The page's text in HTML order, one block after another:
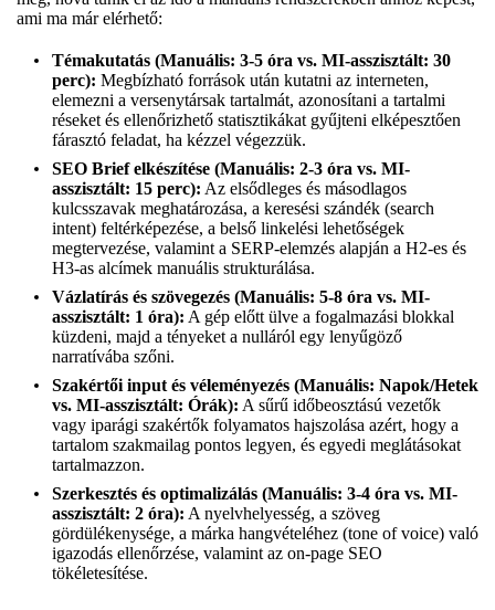
ami ma már elérhető:
Témakutatás (Manuális: 3-5 óra vs. MI-asszisztált: 30
perc): Megbízható források után kutatni az interneten,
elemezni a versenytársak tartalmát, azonosítani a tartalmi
réseket és ellenőrizhető statisztikákat gyűjteni elképesztően
fárasztó feladat, ha kézzel végezzük.
SEO Brief elkészítése (Manuális: 2-3 óra vs. MI-
asszisztált: 15 perc): Az elsődleges és másodlagos
kulcsszavak meghatározása, a keresési szándék (search
intent) feltérképezése, a belső linkelési lehetőségek
megtervezése, valamint a SERP-elemzés alapján a H2-es és
H3-as alcímek manuális strukturálása.
Vázlatírás és szövegezés (Manuális: 5-8 óra vs. MI-
asszisztált: 1 óra): A gép előtt ülve a fogalmazási blokkal
küzdeni, majd a tényeket a nulláról egy lenyűgöző
narratívába szőni.
Szakértői input és véleményezés (Manuális: Napok/Hetek
vs. MI-asszisztált: Órák): A sűrű időbeosztású vezetők
vagy iparági szakértők folyamatos hajszolása azért, hogy a
tartalom szakmailag pontos legyen, és egyedi meglátásokat
tartalmazzon.
Szerkesztés és optimalizálás (Manuális: 3-4 óra vs. MI-
asszisztált: 2 óra): A nyelvhelyesség, a szöveg
gördülékenysége, a márka hangvételéhez (tone of voice) való
igazodás ellenőrzése, valamint az on-page SEO
tökéletesítése.